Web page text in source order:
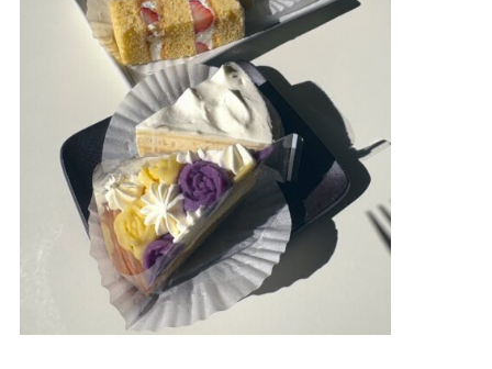
radikoで聴く
PC タブレット
高知県内にいる方は無料で、高知県外にいる方は
radikoプレミアム（有料）へ入会いただくことでお楽
しみいただけます。
さらに、タイムフリー機能で過去一週間分の番組を聴
くこともできます。
radikoアプリダウンロードはこちら